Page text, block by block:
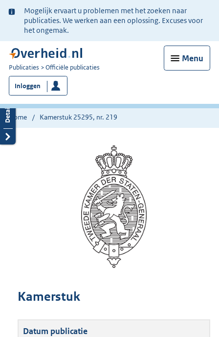
Ter
informatie:
Mogelijk ervaart u problemen met het zoeken naar
publicaties. We werken aan een oplossing. Excuses voor
het ongemak.
Menu
U
bent
nu
hier:
Publicaties Officiële publicaties
Inloggen
Home Kamerstuk 25295, nr. 219
Kamerstuk